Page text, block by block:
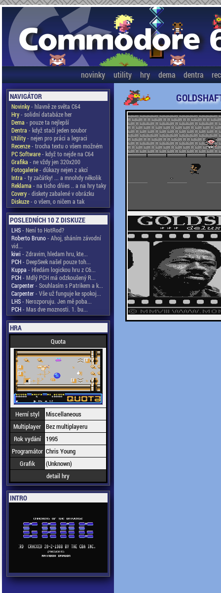
novinky utility hry dema dentra
NAVIGÁTOR
Novinky- hlavně ze světa C64
Hry- solidní databáze her
Dema - pouze ta nejlepší
Dentra - když stačí jeden soubor
Utility- nejen pro práci a legraci
Recenze- trocha textu o všem možném
PC Software- když to nejde na C64
Grafika - ne vždy jen 320x200
Fotogalerie- důkazy nejen z akcí
Intra - ty začátky! ... a mnohdy několik
Reklama - na ticho dňies .. a na hry taky
Covery- diskety zabalené v obrázku
Diskuze- o všem, o ničem a tak
POSLEDNÍCH 10 Z DISKUZE
LHS- Není to HotRod?
Roberto Bruno- Ahoj, sháním závodní
vid...
kiwi - Zdravim, hledam hru, kte...
PCH- DeepSeek našel pouze toh...
Kuppa - Hledám logickou hru z C6...
PCH- Mdlý PCH má odzkoušený R...
Carpenter- Souhlasím s Patrikem a k...
Carpenter- Vše už funguje ke spokoj...
LHS- Nerozporuju. Jen mě poba...
PCH- Mas dve moznosti. 1. bu...
HRA
Quota
Herní styl
Miscellaneous
Multiplayer Bez multiplayeru
Rok vydání
1995
Programátor Chris Young
Grafik
(Unknown)
detail hry
INTRO